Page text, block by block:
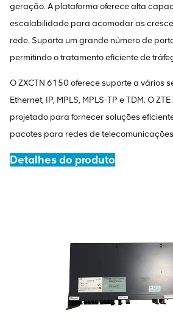
geração. A plataforma oferece alta
escalabilidade para acomodar as
rede. Suporta um grande número de
permitindo o tratamento eficiente de
O ZXCTN 6150 oferece suporte a vários
Ethernet, IP, MPLS, MPLS-TP e TDM. O
projetado para fornecer soluções
pacotes para redes de
Detalhes do produto